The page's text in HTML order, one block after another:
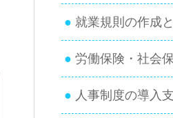
就業規則の作成
労働保険・社会
人事制度の導入